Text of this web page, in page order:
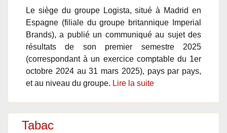
Le siège du groupe Logista, situé à Madrid en
Espagne (filiale du groupe britannique Imperial
Brands), a publié un communiqué au sujet des
résultats de son premier semestre 2025
(correspondant à un exercice comptable du 1er
octobre 2024 au 31 mars 2025), pays par pays,
et au niveau du groupe. Lire la suite
Tabac